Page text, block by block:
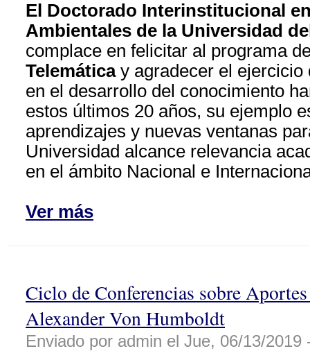
El Doctorado Interinstitucional
Ambientales de la Universidad
complace en felicitar al programa
Telemáticay agradecer el ejercicio
en el desarrollo del conocimiento
estos últimos 20 años, su ejemplo
aprendizajes y nuevas ventanas
Universidad alcance relevancia
en el ámbito Nacional e
Ver más
Ciclo de Conferencias sobre
Alexander Von Humboldt
Enviado por admin el Jue, 06/13/2019